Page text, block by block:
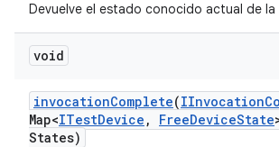
Devuelve el estado conocido actual de la
void
invocationComplete(IInvocation
Map<ITestDevice , FreeDeviceState
States)